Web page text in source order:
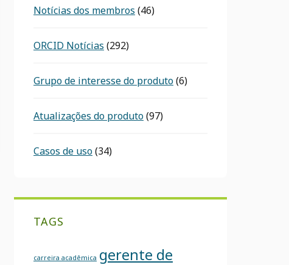
Notícias dos membros (46)
ORCID Notícias (292)
Grupo de interesse do produto(6)
Atualizações do produto(97)
Casos de uso(34)
TAGS
carreira acadêmica gerente de